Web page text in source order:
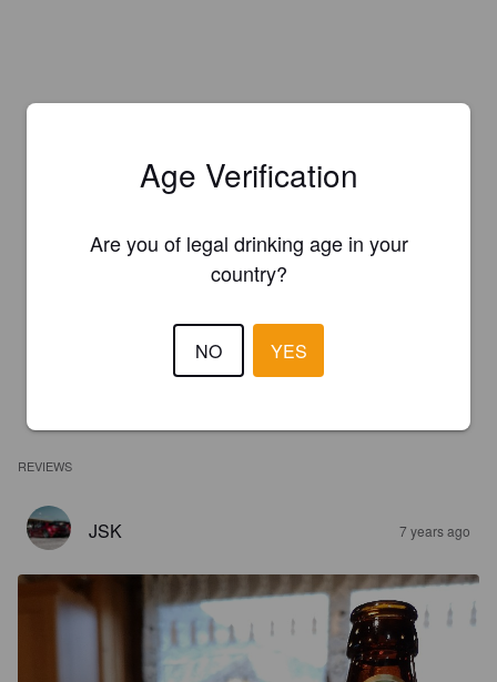
REVIEWS
JSK 7 years ago
Age Verification
Are you of legal drinking age in your
country?
NO YES